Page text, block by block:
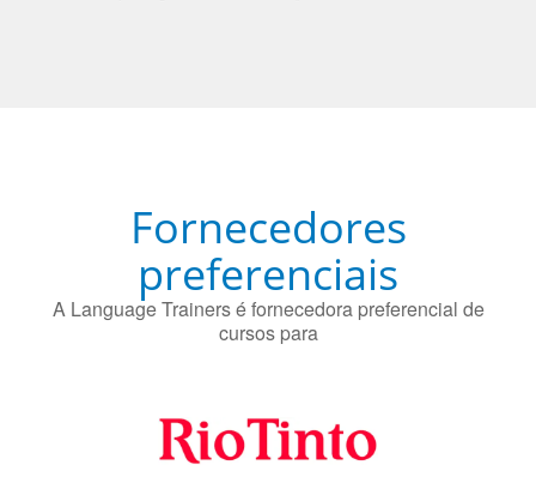
Fornecedores
preferenciais